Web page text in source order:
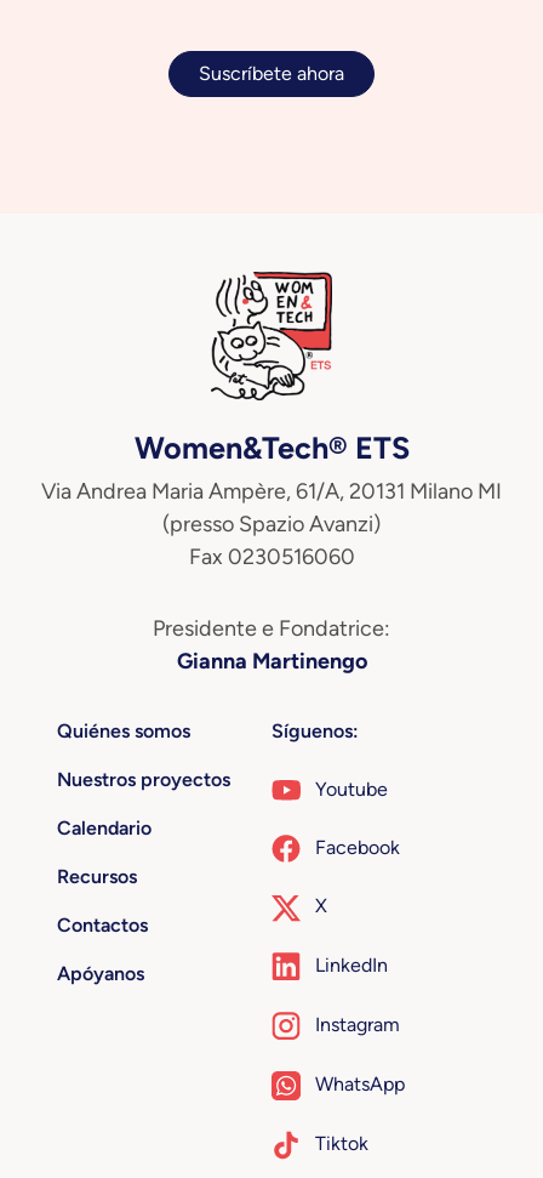
Suscríbete ahora
Women&Tech® ETS
Via Andrea Maria Ampère, 61/A, 20131 Milano MI
(presso Spazio Avanzi)
Fax 0230516060
Presidente e Fondatrice:
Gianna Martinengo
Quiénes somos
Nuestros proyectos
Calendario
Recursos
Contactos
Apóyanos
Síguenos:
Youtube
Facebook
X
LinkedIn
Instagram
WhatsApp
Tiktok